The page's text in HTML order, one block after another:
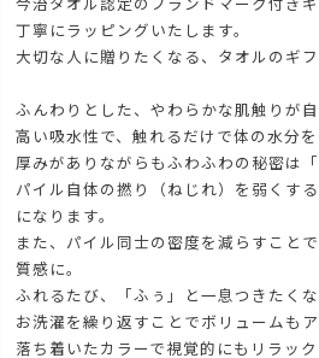
今治タオル認定のブランドマーク付き
丁寧にラッピングいたします。
大切な人に贈りたくなる、タオルのギフ
ふんわりとした、やわらかな肌触りが
高い吸水性で、触れるだけで体の水分を
厚みがありながらもふわふわの秘密は「
パイル自体の撚り（ねじれ）を弱くす
になります。
また、パイル同士の密度を減らすこと
質感に。
ふれるたび、「ふぅ」と一息つきたく
お洗濯を繰り返すことでボリュームもア
落ち着いたカラーで視覚的にもリラック